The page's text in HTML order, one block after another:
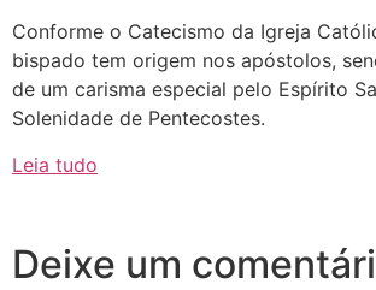
Conforme o Catecismo da Igreja
bispado tem origem nos apóstolos,
de um carisma especial pelo Espírito
Solenidade de Pentecostes.
Leia tudo
Deixe um